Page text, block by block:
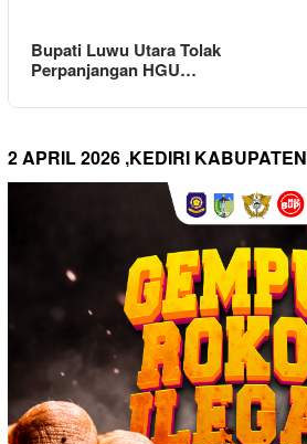
Bupati Luwu Utara Tolak
Perpanjangan HGU…
2 APRIL 2026 ,KEDIRI KABUPATEN